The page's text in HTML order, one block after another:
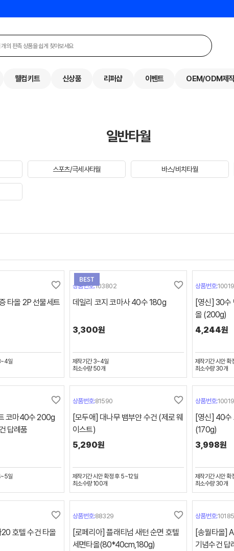
웰컴키트 신상품 리퍼샵 이벤트 OEM/ODM제
일반타월
스포츠/극세사타월 바스/비치타월
favorite_border
타올 2P 선물세트
일
상품번호:103802 favorite_border
데일리 코지 코마사 40수 180g
3,300원
제작기간3~4일
최소수량50개
상품번호:
[영신] 30수
올 (200g)
4,244원
제작기간시안 확
최소수량30개
favorite_border
코마40수 200g
답례품
일
상품번호:81590 favorite_border
[모두애] 대나무 뱀부얀 수건 (제로 웨
이스트)
5,290원
제작기간시안 확정 후 5~12일
최소수량100개
상품번호:
[영신] 40수
(170g)
3,998원
제작기간시안 확
최소수량30개
favorite_border
호텔 수건 타올
상품번호:88329 favorite_border
[로페리아] 플래티넘 새턴 순면 호텔
세면타올(80*40cm,180g)
상품번호:
[송월타올]
기념수건 답